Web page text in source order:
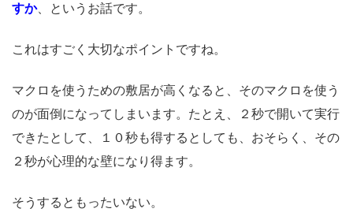
すか、というお話です。
これはすごく大切なポイントですね。
マクロを使うための敷居が高くなると、そのマクロを使う
のが面倒になってしまいます。たとえ、２秒で開いて実行
できたとして、１０秒も得するとしても、おそらく、その
２秒が心理的な壁になり得ます。
そうするともったいない。